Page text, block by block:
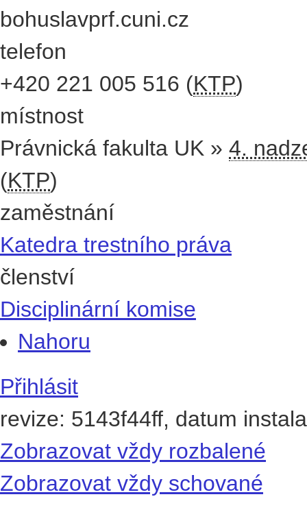
bohuslavprf.cuni.cz
telefon
+420 221 005 516 (KTP)
místnost
Právnická fakulta UK » 4.
(KTP)
zaměstnání
Katedra trestního práva
členství
Disciplinární komise
Nahoru
Přihlásit
revize: 5143f44ff, datum
Zobrazovat vždy rozbalené
Zobrazovat vždy schované